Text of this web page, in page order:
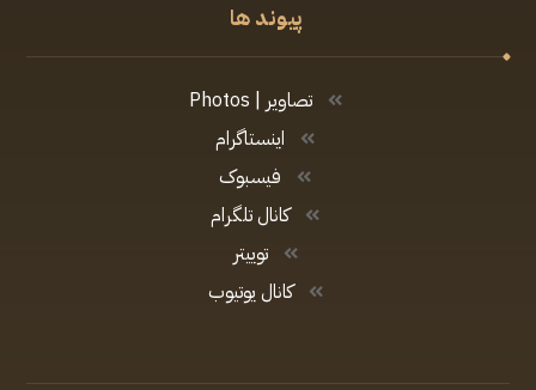
پیوند ها
تصاویر | Photos
اینستاگرام
فیسبوک
کانال تلگرام
توییتر
کانال یوتیوب